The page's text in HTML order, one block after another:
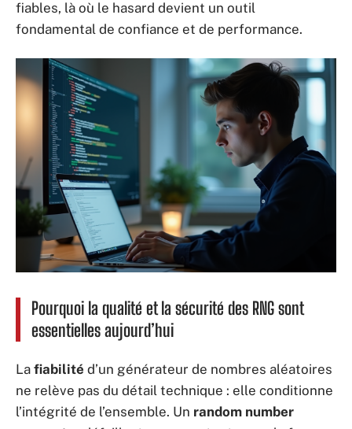
fiables, là où le hasard devient un outil
fondamental de confiance et de performance.
Pourquoi la qualité et la sécurité des RNG sont
essentielles aujourd’hui
La fiabilité d’un générateur de nombres aléatoires
ne relève pas du détail technique : elle conditionne
l’intégrité de l’ensemble. Un random number